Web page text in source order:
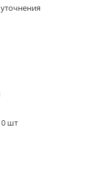
0 шт